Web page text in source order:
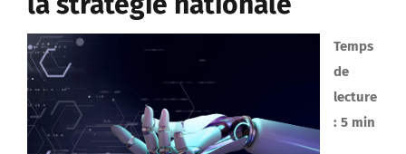
Temps
de
lecture
: 5 min